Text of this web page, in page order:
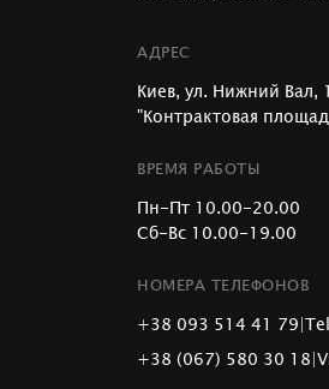
АДРЕС
Киев, ул. Нижний Вал,
"Контрактовая
ВРЕМЯ РАБОТЫ
Пн-Пт 10.00-20.00
Сб-Вс 10.00-19.00
НОМЕРА ТЕЛЕФОНОВ
+38 093 514 41 79|
+38 (067) 580 30 18|